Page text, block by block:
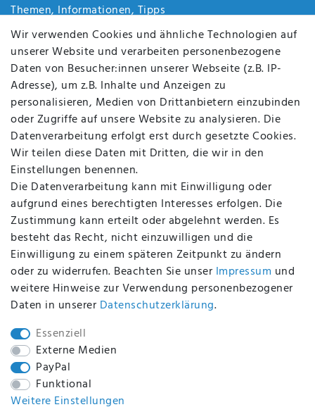
Themen, Informationen, Tipps
Jobs
Über uns
Kontakt
Datenschutz
AGB
FAQ
Batterieentsorgung
Altölverordnung
Impressum
BEQUEM UND SICHER BEZAHLEN MIT
BEI UNS SIND SIE SICHER!
WIR VERSENDEN MIT
Wir verwenden Cookies und ähnliche Technologien auf
unserer Website und verarbeiten personenbezogene
Daten von Besucher:innen unserer Webseite (z.B. IP-
Adresse), um z.B. Inhalte und Anzeigen zu
personalisieren, Medien von Drittanbietern einzubinden
oder Zugriffe auf unsere Website zu analysieren. Die
Datenverarbeitung erfolgt erst durch gesetzte Cookies.
Wir teilen diese Daten mit Dritten, die wir in den
Einstellungen benennen.
Die Datenverarbeitung kann mit Einwilligung oder
aufgrund eines berechtigten Interesses erfolgen. Die
Zustimmung kann erteilt oder abgelehnt werden. Es
besteht das Recht, nicht einzuwilligen und die
Einwilligung zu einem späteren Zeitpunkt zu ändern
oder zu widerrufen. Beachten Sie unser Impressum und
weitere Hinweise zur Verwendung personenbezogener
Daten in unserer Daten­schutz­erklärung.
Essenziell
Externe Medien
PayPal
Funktional
Weitere Einstellungen